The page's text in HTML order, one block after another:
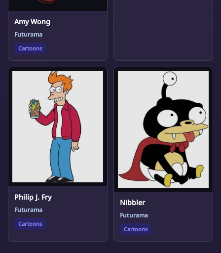
Amy Wong
Futurama
Cartoons
Philip J. Fry
Futurama
Cartoons
Nibbler
Futurama
Cartoons